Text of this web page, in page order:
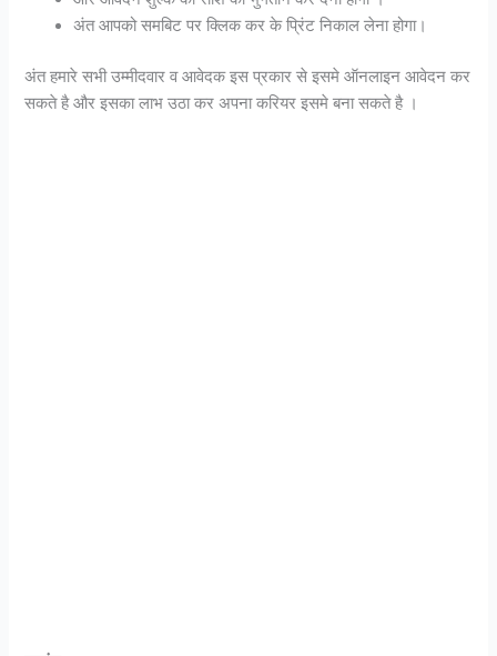
अंत आपको समबिट पर क्लिक कर के प्रिंट निकाल लेना होगा।
अंत हमारे सभी उम्मीदवार व आवेदक इस प्रकार से इसमे ऑनलाइन आवेदन कर
सकते है और इसका लाभ उठा कर अपना करियर इसमे बना सकते है ।